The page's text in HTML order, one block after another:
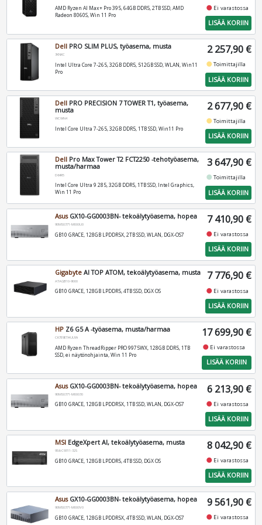
AMD Ryzen AI Max+ Pro 395, 64GB DDR5, 2TB SSD, AMD
Radeon 8060S, Win 11 Pro
fiber_manual_record Ei varastossa
LISÄÄ KORIIN
Dell PRO SLIM PLUS, työasema, musta
3KNKC
Intel Ultra Core 7-265, 32GB DDR5, 512GB SSD, WLAN, Win11
Pro
2 257,90 €
fiber_manual_recordToimittajilla
LISÄÄ KORIIN
Dell PRO PRECISION 7 TOWER T1, työasema,
musta
WCWN4
Intel Core Ultra 7-265, 32GB DDR5, 1TB SSD, Win11 Pro
2 677,90 €
fiber_manual_recordToimittajilla
LISÄÄ KORIIN
Dell Pro Max Tower T2 FCT2250 -tehotyöasema,
musta/harmaa
D64R5
Intel Core Ultra 9 285, 32GB DDR5, 1TB SSD, Intel Graphics,
Win 11 Pro
3 647,90 €
fiber_manual_recordToimittajilla
LISÄÄ KORIIN
AsusGX10-GG0003BN- tekoälytyöasema, hopea
90MS0371-M000U0
GB10 GRACE, 128GB LPDDR5X, 2TB SSD, WLAN, DGX-OS7
7 410,90 €
fiber_manual_record Ei varastossa
LISÄÄ KORIIN
Gigabyte AI TOP ATOM, tekoälytyöasema, musta
ATAGB10-9000
GB10 GRACE, 128GB LPDDR5, 4TB SSD, DGX OS
7 776,90 €
fiber_manual_record Ei varastossa
LISÄÄ KORIIN
HP Z6 G5 A -työasema, musta/harmaa
CK7E9ET#UUW
AMD Ryzen ThreadRipper PRO 9975WX, 128GB DDR5, 1TB
SSD, ei näytönohjainta, Win 11 Pro
17 699,90 €
fiber_manual_record Ei varastossa
LISÄÄ KORIIN
AsusGX10-GG0003BN- tekoälytyöasema, hopea
90MS0371-M00030
GB10 GRACE, 128GB LPDDR5X, 1TB SSD, WLAN, DGX-OS7
6 213,90 €
fiber_manual_record Ei varastossa
LISÄÄ KORIIN
MSI EdgeXpert AI, tekoälytyöasema, musta
9S6-C9311-32S
GB10 GRACE, 128GB LPDDR5, 4TB SSD, DGX OS
8 042,90 €
fiber_manual_record Ei varastossa
LISÄÄ KORIIN
AsusGX10-GG0003BN- tekoälytyöasema, hopea
90MS0371-M000V0
GB10 GRACE, 128GB LPDDR5X, 4TB SSD, WLAN, DGX-OS7
9 561,90 €
fiber_manual_record Ei varastossa